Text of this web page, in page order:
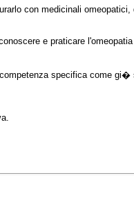
con medicinali omeopatici,
e praticare l'omeopatia
specifica come gi�